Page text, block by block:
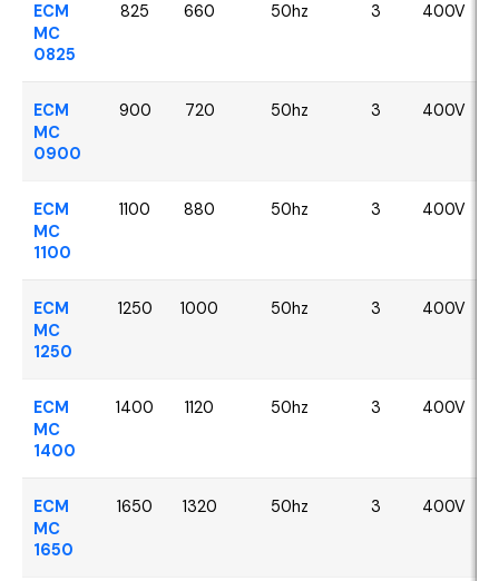
ECM
MC
0825
825 660 50hz 3 400V
ECM
MC
0900
900 720 50hz 3 400V
ECM
MC
1100
1100 880 50hz 3 400V
ECM
MC
1250
1250 1000 50hz 3 400V
ECM
MC
1400
1400 1120 50hz 3 400V
ECM
MC
1650
1650 1320 50hz 3 400V